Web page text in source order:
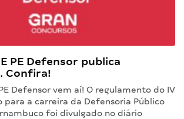
PE Defensor publica
Confira!
Defensor vem aí! O regulamento do IV
para a carreira da Defensoria Público
foi divulgado no diário